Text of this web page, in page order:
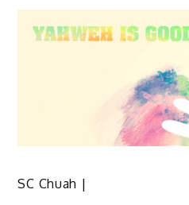
SC Chuah |